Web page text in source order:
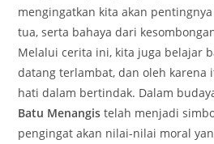
mengingatkan kita akan
tua, serta bahaya dari
Melalui cerita ini, kita juga belajar
datang terlambat, dan oleh karena
hati dalam bertindak. Dalam
Batu Menangis telah menjadi
pengingat akan nilai-nilai moral